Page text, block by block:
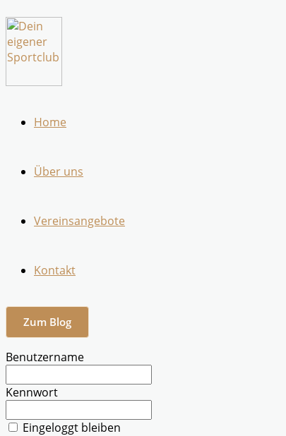
Inhalt
springen
Home
Über uns
Vereinsangebote
Kontakt
Zum Blog
Benutzername
Kennwort
Eingeloggt bleiben